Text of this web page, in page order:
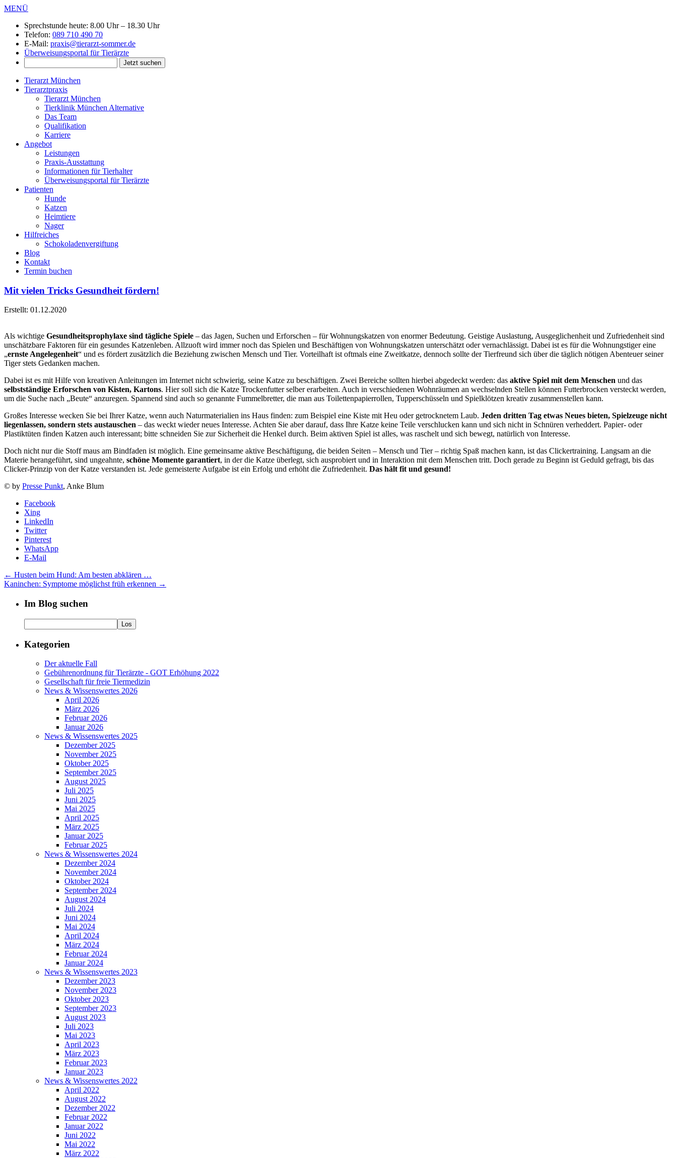
MENÜ
Sprechstunde heute: 8.00 Uhr – 18.30 Uhr
Telefon: 089 710 490 70
E-Mail: praxis@tierarzt-sommer.de
Überweisungsportal für Tierärzte
Tierarzt München
Tierarztpraxis
Tierarzt München
Tierklinik München Alternative
Das Team
Qualifikation
Karriere
Angebot
Leistungen
Praxis-Ausstattung
Informationen für Tierhalter
Überweisungsportal für Tierärzte
Patienten
Hunde
Katzen
Heimtiere
Nager
Hilfreiches
Schokoladenvergiftung
Blog
Kontakt
Termin buchen
Mit vielen Tricks Gesundheit fördern!
Erstellt: 01.12.2020
Als wichtige Gesundheitsprophylaxe sind tägliche Spiele – das Jagen, Suchen und Erforschen – für Wohnungskatzen von enormer Bedeutung. Geistige Auslastung, Ausgeglichenheit und Zufriedenheit sind
unschätzbare Faktoren für ein gesundes Katzenleben. Allzuoft wird immer noch das Spielen und Beschäftigen von Wohnungskatzen unterschätzt oder vernachlässigt. Dabei ist es für die Wohnungstiger eine
„ernste Angelegenheit“ und es fördert zusätzlich die Beziehung zwischen Mensch und Tier. Vorteilhaft ist oftmals eine Zweitkatze, dennoch sollte der Tierfreund sich über die täglich nötigen Abenteuer seiner
Tiger stets Gedanken machen.
Dabei ist es mit Hilfe von kreativen Anleitungen im Internet nicht schwierig, seine Katze zu beschäftigen. Zwei Bereiche sollten hierbei abgedeckt werden: das aktive Spiel mit dem Menschen und das
selbstständige Erforschen von Kisten, Kartons. Hier soll sich die Katze Trockenfutter selber erarbeiten. Auch in verschiedenen Wohnräumen an wechselnden Stellen können Futterbrocken versteckt werden,
um die Suche nach „Beute“ anzuregen. Spannend sind auch so genannte Fummelbretter, die man aus Toilettenpapierrollen, Tupperschüsseln und Spielklötzen kreativ zusammenstellen kann.
Großes Interesse wecken Sie bei Ihrer Katze, wenn auch Naturmaterialien ins Haus finden: zum Beispiel eine Kiste mit Heu oder getrocknetem Laub. Jeden dritten Tag etwas Neues bieten, Spielzeuge nicht
liegenlassen, sondern stets austauschen – das weckt wieder neues Interesse. Achten Sie aber darauf, dass Ihre Katze keine Teile verschlucken kann und sich nicht in Schnüren verheddert. Papier- oder
Plastiktüten finden Katzen auch interessant; bitte schneiden Sie zur Sicherheit die Henkel durch. Beim aktiven Spiel ist alles, was raschelt und sich bewegt, natürlich von Interesse.
Doch nicht nur die Stoff maus am Bindfaden ist möglich. Eine gemeinsame aktive Beschäftigung, die beiden Seiten – Mensch und Tier – richtig Spaß machen kann, ist das Clickertraining. Langsam an die
Materie herangeführt, sind ungeahnte, schöne Momente garantiert, in der die Katze überlegt, sich ausprobiert und in Interaktion mit dem Menschen tritt. Doch gerade zu Beginn ist Geduld gefragt, bis das
Clicker-Prinzip von der Katze verstanden ist. Jede gemeisterte Aufgabe ist ein Erfolg und erhöht die Zufriedenheit. Das hält fit und gesund!
© by Presse Punkt, Anke Blum
Facebook
Xing
LinkedIn
Twitter
Pinterest
WhatsApp
E-Mail
← Husten beim Hund: Am besten abklären …
Kaninchen: Symptome möglichst früh erkennen →
Im Blog suchen
Kategorien
Der aktuelle Fall
Gebührenordnung für Tierärzte - GOT Erhöhung 2022
Gesellschaft für freie Tiermedizin
News & Wissenswertes 2026
April 2026
März 2026
Februar 2026
Januar 2026
News & Wissenswertes 2025
Dezember 2025
November 2025
Oktober 2025
September 2025
August 2025
Juli 2025
Juni 2025
Mai 2025
April 2025
März 2025
Januar 2025
Februar 2025
News & Wissenswertes 2024
Dezember 2024
November 2024
Oktober 2024
September 2024
August 2024
Juli 2024
Juni 2024
Mai 2024
April 2024
März 2024
Februar 2024
Januar 2024
News & Wissenswertes 2023
Dezember 2023
November 2023
Oktober 2023
September 2023
August 2023
Juli 2023
Mai 2023
April 2023
März 2023
Februar 2023
Januar 2023
News & Wissenswertes 2022
April 2022
August 2022
Dezember 2022
Februar 2022
Januar 2022
Juni 2022
Mai 2022
März 2022